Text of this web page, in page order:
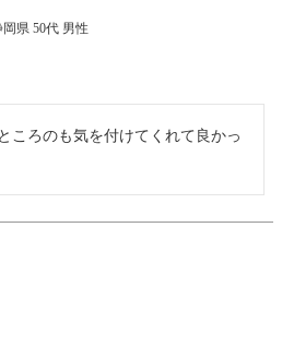
岡県 50代 男性
ころのも気を付けてくれて良かっ